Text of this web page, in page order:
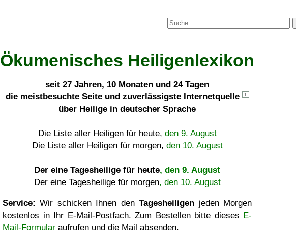
Ökumenisches Heiligenlexikon
seit 27 Jahren, 10 Monaten und 24 Tagen
die meistbesuchte Seite und zuverlässigste Internetquelle
1
über Heilige in deutscher Sprache
Die Liste aller Heiligen für heute, den 9. August
Die Liste aller Heiligen für morgen, den 10. August
Der eine Tagesheilige für heute, den 9. August
Der eine Tagesheilige für morgen, den 10. August
Service: Wir schicken Ihnen denTagesheiligen jeden Morgen
kostenlos in Ihr E-Mail-Postfach. Zum Bestellen bitte dieses E-
Mail-Formular aufrufen und die Mail absenden.